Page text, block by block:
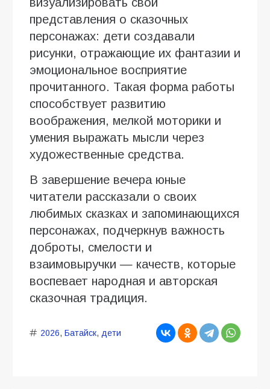
представления о сказочных
персонажах: дети создавали
рисунки, отражающие их фантазии и
эмоциональное восприятие
прочитанного. Такая форма работы
способствует развитию
воображения, мелкой моторики и
умения выражать мысли через
художественные средства.
В завершение вечера юные
читатели рассказали о своих
любимых сказках и запоминающихся
персонажах, подчеркнув важность
доброты, смелости и
взаимовыручки — качеств, которые
воспевает народная и авторская
сказочная традиция.
2026, Батайск, дети